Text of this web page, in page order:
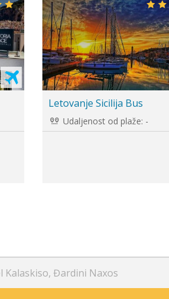
Giardini Naxos
Hotel Kalos
Udaljenost od plaže: -
Kalaskiso, Đardini Naxos